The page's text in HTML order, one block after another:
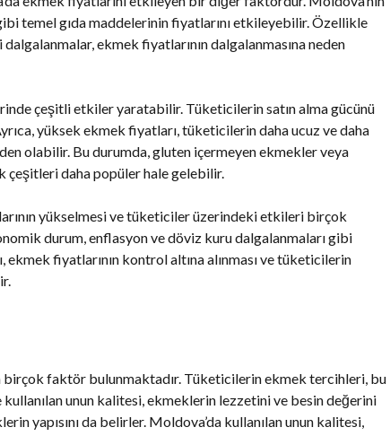
temel gıda maddelerinin fiyatlarını etkileyebilir. Özellikle
ekmek fiyatlarının dalgalanmasına neden
çeşitli etkiler yaratabilir. Tüketicilerin satın alma gücünü
yüksek ekmek fiyatları, tüketicilerin daha ucuz ve daha
olabilir. Bu durumda, gluten içermeyen ekmekler veya
daha popüler hale gelebilir.
yükselmesi ve tüketiciler üzerindeki etkileri birçok
durum, enflasyon ve döviz kuru dalgalanmaları gibi
fiyatlarının kontrol altına alınması ve tüketicilerin
faktör bulunmaktadır. Tüketicilerin ekmek tercihleri, bu
unun kalitesi, ekmeklerin lezzetini ve besin değerini
yapısını da belirler. Moldova’da kullanılan unun kalitesi,